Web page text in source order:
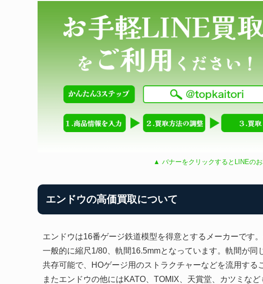
▲ バナーをクリックするとLINEのお
エンドウの高価買取について
エンドウは16番ゲージ鉄道模型を得意とするメーカーです
一般的に縮尺1/80、軌間16.5mmとなっています。軌間が
共存可能で、HOゲージ用のストラクチャーなどを流用する
またエンドウの他にはKATO、TOMIX、天賞堂、カツミな